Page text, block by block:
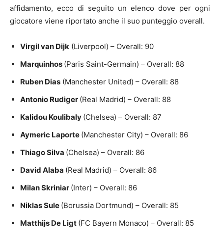
affidamento, ecco di seguito un elenco dove per ogni
giocatore viene riportato anche il suo punteggio overall.
Virgil van Dijk (Liverpool) – Overall: 90
Marquinhos (Paris Saint-Germain) – Overall: 88
Ruben Dias (Manchester United) – Overall: 88
Antonio Rudiger (Real Madrid) – Overall: 88
Kalidou Koulibaly (Chelsea) – Overall: 87
Aymeric Laporte (Manchester City) – Overall: 86
Thiago Silva (Chelsea) – Overall: 86
David Alaba (Real Madrid) – Overall: 86
Milan Skriniar (Inter) – Overall: 86
Niklas Sule (Borussia Dortmund) – Overall: 85
Matthijs De Ligt (FC Bayern Monaco) – Overall: 85